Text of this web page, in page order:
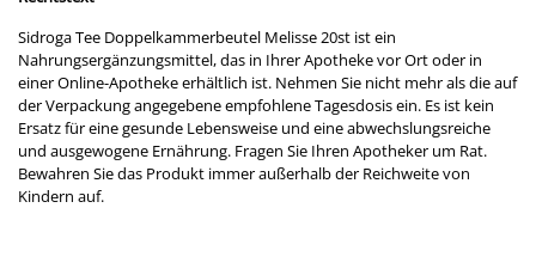
Sidroga Tee Doppelkammerbeutel Melisse 20st ist ein
Nahrungsergänzungsmittel, das in Ihrer Apotheke vor Ort oder in
einer Online-Apotheke erhältlich ist. Nehmen Sie nicht mehr als die auf
der Verpackung angegebene empfohlene Tagesdosis ein. Es ist kein
Ersatz für eine gesunde Lebensweise und eine abwechslungsreiche
und ausgewogene Ernährung. Fragen Sie Ihren Apotheker um Rat.
Bewahren Sie das Produkt immer außerhalb der Reichweite von
Kindern auf.